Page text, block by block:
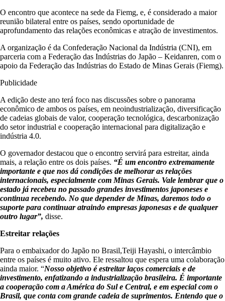
O encontro que acontece na sede da Fiemg, e, é considerado a maior
reunião bilateral entre os países, sendo oportunidade de
aprofundamento das relações econômicas e atração de investimentos.
A organização é da Confederação Nacional da Indústria (CNI), em
parceria com a Federação das Indústrias do Japão – Keidanren, com o
apoio da Federação das Indústrias do Estado de Minas Gerais (Fiemg).
Publicidade
A edição deste ano terá foco nas discussões sobre o panorama
econômico de ambos os países, em neoindustrialização, diversificação
de cadeias globais de valor, cooperação tecnológica, descarbonização
do setor industrial e cooperação internacional para digitalização e
indústria 4.0.
O governador destacou que o encontro servirá para estreitar, ainda
mais, a relação entre os dois países. “É um encontro extremamente
importante e que nos dá condições de melhorar as relações
internacionais, especialmente com Minas Gerais. Vale lembrar que o
estado já recebeu no passado grandes investimentos japoneses e
continua recebendo. No que depender de Minas, daremos todo o
suporte para continuar atraindo empresas japonesas e de qualquer
outro lugar”, disse.
Estreitar relações
Para o embaixador do Japão no Brasil,Teiji Hayashi, o intercâmbio
entre os países é muito ativo. Ele ressaltou que espera uma colaboração
ainda maior. “Nosso objetivo é estreitar laços comerciais e de
investimento, enfatizando a industrialização brasileira. É importante
a cooperação com a América do Sul e Central, e em especial com o
Brasil, que conta com grande cadeia de suprimentos. Entendo que o